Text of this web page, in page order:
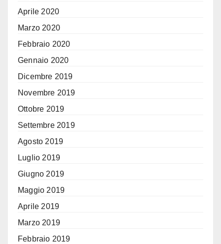
Aprile 2020
Marzo 2020
Febbraio 2020
Gennaio 2020
Dicembre 2019
Novembre 2019
Ottobre 2019
Settembre 2019
Agosto 2019
Luglio 2019
Giugno 2019
Maggio 2019
Aprile 2019
Marzo 2019
Febbraio 2019